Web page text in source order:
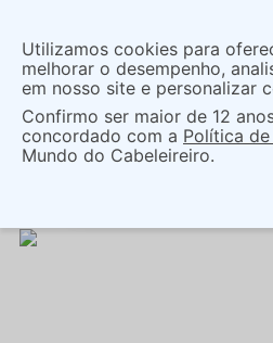
As ofertas e opções
acordo com a região.
O que você procura?
Mãos e Pés
Cuidado
CREME
Utilizamos cookies para
melhorar o desempenho,
em nosso site e personalizar
Confirmo ser maior de 12
concordado com a Política
Mundo do Cabeleireiro.